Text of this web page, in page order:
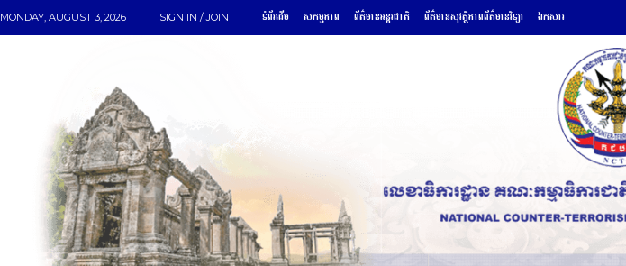
MONDAY, AUGUST 3, 2026 SIGN IN / JOIN ទំព័រដើម សកម្មភាព ព័ត៌មានអន្តរជាតិ ព័ត៌មានសុវត្ថិភាពព័ត៌មានវិទ្យា ឯកសារ